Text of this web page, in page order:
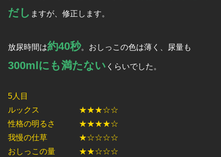
だし ますが、修正します。
放尿時間は約40秒。おしっこの色は薄く、尿量も
300mlにも満たない くらいでした。
5人目
ルックス ★★★☆☆
性格の明るさ ★★★★☆
我慢の仕草 ★☆☆☆☆
おしっこの量 ★★☆☆☆